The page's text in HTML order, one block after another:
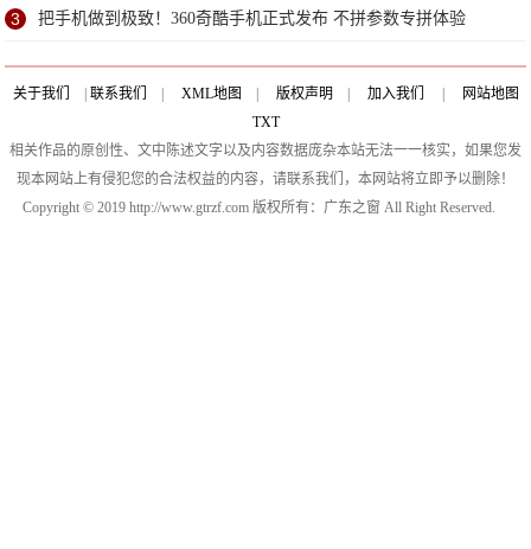
3 把手机做到极致！360奇酷手机正式发布 不拼参数专拼体验
关于我们 联系我们 XML地图 版权声明 加入我们
网站地图
TXT
相关作品的原创性、文中陈述文字以及内容数据庞杂本站无法一一核实，如果您发
现本网站上有侵犯您的合法权益的内容，请联系我们，本网站将立即予以删除！
Copyright © 2019 http://www.gtrzf.com 版权所有：广东之窗 All Right Reserved.